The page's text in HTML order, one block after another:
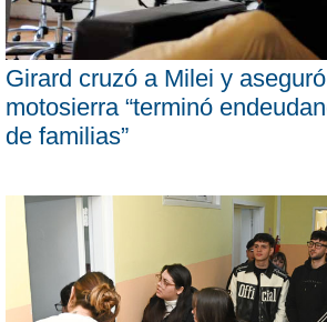
Girard cruzó a Milei y
motosierra “terminó
de familias”